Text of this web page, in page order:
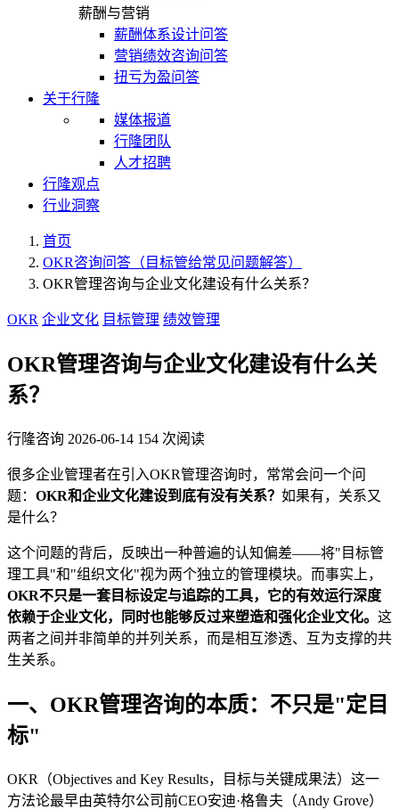
薪酬与营销
薪酬体系设计问答
营销绩效咨询问答
扭亏为盈问答
关于行隆
媒体报道
行隆团队
人才招聘
行隆观点
行业洞察
首页
OKR咨询问答（目标管给常见问题解答）
OKR管理咨询与企业文化建设有什么关系？
OKR 企业文化 目标管理 绩效管理
OKR管理咨询与企业文化建设有什么关
系？
行隆咨询 2026-06-14 154 次阅读
很多企业管理者在引入OKR管理咨询时，常常会问一个问
题： OKR和企业文化建设到底有没有关系？ 如果有，关系又
是什么？
这个问题的背后，反映出一种普遍的认知偏差——将"目标管
理工具"和"组织文化"视为两个独立的管理模块。而事实上，
OKR不只是一套目标设定与追踪的工具，它的有效运行深度
依赖于企业文化，同时也能够反过来塑造和强化企业文化。 这
两者之间并非简单的并列关系，而是相互渗透、互为支撑的共
生关系。
一、OKR管理咨询的本质：不只是"定目
标"
OKR（Objectives and Key Results，目标与关键成果法）这一
方法论最早由英特尔公司前CEO安迪·格鲁夫（Andy Grove）